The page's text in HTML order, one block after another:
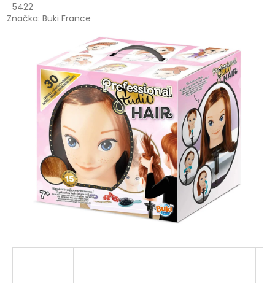
5422
Značka: Buki France